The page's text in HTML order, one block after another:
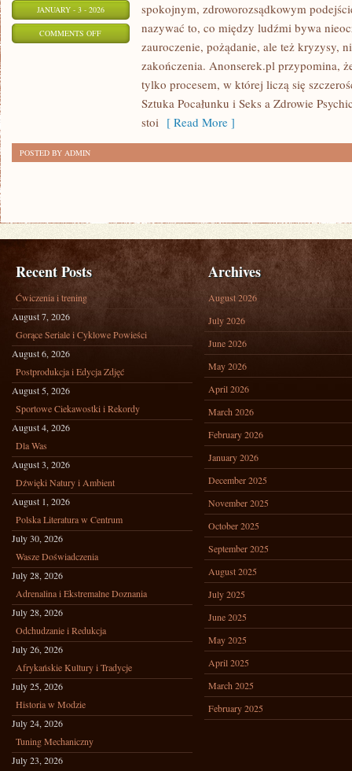
JANUARY - 3 - 2026
COMMENTS OFFON
INFORMACJE
spokojnym, zdroworozsądkowym
nazywać to, co między ludźmi bywa
zauroczenie, pożądanie, ale też kryzysy,
zakończenia. Anonserek.pl przypomina,
tylko procesem, w której liczą się
Sztuka Pocałunku i Seks a Zdrowie
stoi [ Read More ]
POSTED BY ADMIN
Recent Posts
Ćwiczenia i trening
August 7, 2026
Gorące Seriale i Cyklowe Powieści
August 6, 2026
Postprodukcja i Edycja Zdjęć
August 5, 2026
Sportowe Ciekawostki i Rekordy
August 4, 2026
Dla Was
August 3, 2026
Dźwięki Natury i Ambient
August 1, 2026
Polska Literatura w Centrum
July 30, 2026
Wasze Doświadczenia
July 28, 2026
Adrenalina i Ekstremalne Doznania
July 28, 2026
Odchudzanie i Redukcja
July 26, 2026
Afrykańskie Kultury i Tradycje
July 25, 2026
Historia w Modzie
July 24, 2026
Tuning Mechaniczny
July 23, 2026
Archives
August 2026
July 2026
June 2026
May 2026
April 2026
March 2026
February 2026
January 2026
December 2025
November 2025
October 2025
September 2025
August 2025
July 2025
June 2025
May 2025
April 2025
March 2025
February 2025